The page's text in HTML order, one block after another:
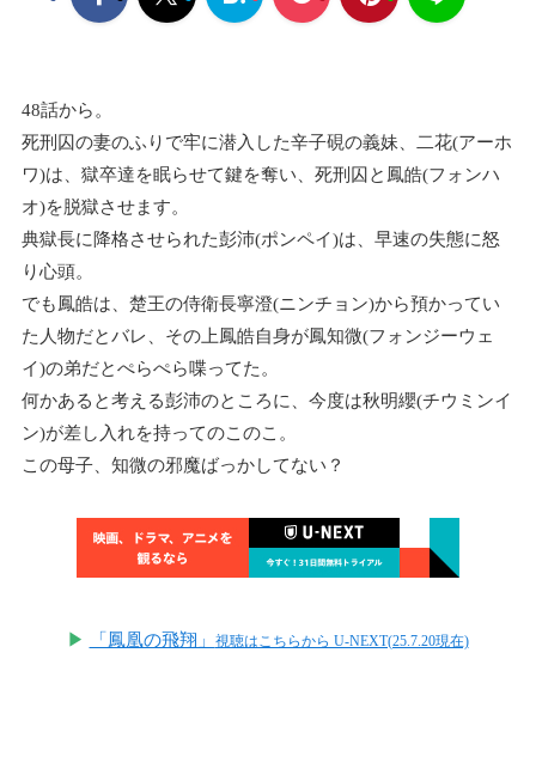
48話から。
死刑囚の妻のふりで牢に潜入した辛子硯の義妹、二花(アーホ
ワ)は、獄卒達を眠らせて鍵を奪い、死刑囚と鳳皓(フォンハ
オ)を脱獄させます。
典獄長に降格させられた彭沛(ポンペイ)は、早速の失態に怒
り心頭。
でも鳳皓は、楚王の侍衛長寧澄(ニンチョン)から預かってい
た人物だとバレ、その上鳳皓自身が鳳知微(フォンジーウェ
イ)の弟だとぺらぺら喋ってた。
何かあると考える彭沛のところに、今度は秋明纓(チウミンイ
ン)が差し入れを持ってのこのこ。
この母子、知微の邪魔ばっかしてない？
▶ 「鳳凰の飛翔」 視聴はこちらから U-NEXT(25.7.20現在)